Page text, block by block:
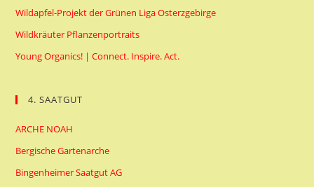
Wildapfel-Projekt der Grünen Liga Osterzgebirge
Wildkräuter Pflanzenportraits
Young Organics! | Connect. Inspire. Act.
4. SAATGUT
ARCHE NOAH
Bergische Gartenarche
Bingenheimer Saatgut AG